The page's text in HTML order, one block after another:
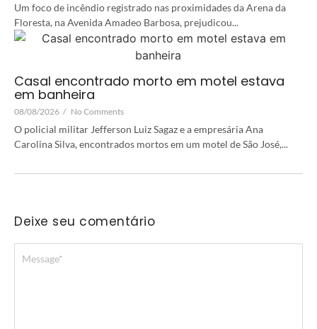
Um foco de incêndio registrado nas proximidades da Arena da
Floresta, na Avenida Amadeo Barbosa, prejudicou...
Casal encontrado morto em motel estava
em banheira
08/08/2026 / No Comments
O policial militar Jefferson Luiz Sagaz e a empresária Ana
Carolina Silva, encontrados mortos em um motel de São José,...
Deixe seu comentário